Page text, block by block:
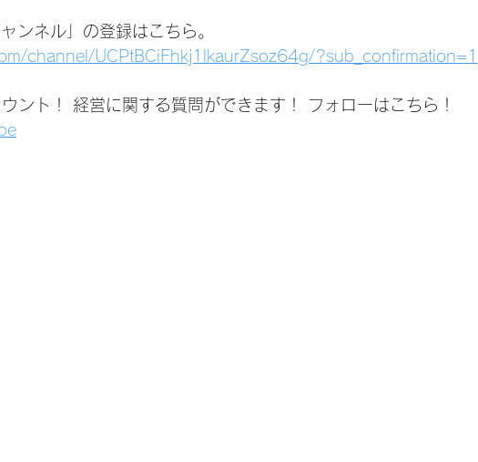
ンネル」の登録はこちら。
channel/UCPtBCiFhkj1lkaurZsoz64g/?sub_confirmation=1
ント！ 経営に関する質問ができます！ フォローはこちら！